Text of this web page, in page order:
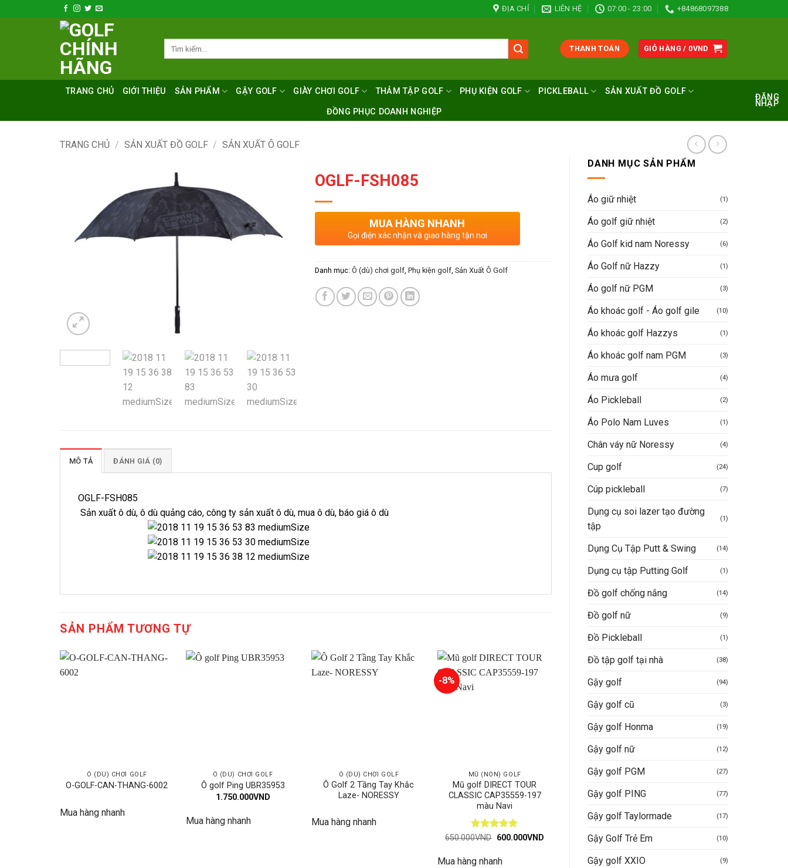
qua
ĐỊA CHỈ LIÊN HỆ 07:00 - 23:00 +84868097388
THANH TOÁN GIỎ HÀNG / 0VND
TRANG CHỦ GIỚI THIỆU SẢN PHẨM GẬY GOLF GIÀY CHƠI GOLF THẢM TẬP GOLF PHỤ KIỆN GOLF PICKLEBALL SẢN XUẤT ĐỒ GOLF
ĐỒNG PHỤC DOANH NGHIỆP
ĐĂNG
NHẬP
TRANG CHỦ / SẢN XUẤT ĐỒ GOLF / SẢN XUẤT Ô GOLF
DANH MỤC SẢN PHẨM
Áo giữ nhiệt (1)
Áo golf giữ nhiệt (2)
Áo Golf kid nam Noressy (6)
Áo Golf nữ Hazzy (1)
Áo golf nữ PGM (3)
Áo khoác golf - Áo golf gile (10)
Áo khoác golf Hazzys (1)
Áo khoác golf nam PGM (3)
Áo mưa golf (4)
Áo Pickleball (2)
Áo Polo Nam Luves (1)
Chân váy nữ Noressy (4)
Cup golf (24)
Cúp pickleball (7)
Dụng cụ soi lazer tạo đường
tập
(1)
Dụng Cụ Tập Putt & Swing (14)
Dụng cụ tập Putting Golf (1)
Đồ golf chống nắng (14)
Đồ golf nữ (9)
Đồ Pickleball (1)
Đồ tập golf tại nhà (38)
Gậy golf (94)
Gậy golf cũ (3)
Gậy golf Honma (19)
Gậy golf nữ (12)
Gậy golf PGM (27)
Gậy golf PING (77)
Gậy golf Taylormade (17)
Gậy Golf Trẻ Em (10)
Gậy golf XXIO (9)
OGLF-FSH085
MUA HÀNG NHANH
Gọi điện xác nhận và giao hàng tận nơi
Danh mục: Ô (dù) chơi golf, Phụ kiện golf, Sản Xuất Ô Golf
MÔ TẢ ĐÁNH GIÁ (0)
OGLF-FSH085
Sản xuất ô dù, ô dù quảng cáo, công ty sản xuất ô dù, mua ô dù, báo giá ô dù
SẢN PHẨM TƯƠNG TỰ
Ô (DÙ) CHƠI GOLF
O-GOLF-CAN-THANG-6002
Mua hàng nhanh
Ô (DÙ) CHƠI GOLF
Ô golf Ping UBR35953
1.750.000VND
Mua hàng nhanh
Ô (DÙ) CHƠI GOLF
Ô Golf 2 Tầng Tay Khắc
Laze- NORESSY
Mua hàng nhanh
-8%
MŨ (NÓN) GOLF
Mũ golf DIRECT TOUR
CLASSIC CAP35559-197
màu Navi
Được xếp
650.000VND Giá
650.000VND.
600.000VNDGiá
Mua hàng nhanh
Ô (DÙ) CHƠI GOLF
VINFAST
Mua hàng nhanh
MŨ (NÓN) GOLF
Được xếp
sao
350.000VND
Mua hàng nhanh